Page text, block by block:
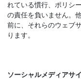
れている慣行、ポリシ
の責任を負いません。
前に、それらのウェブ
ります。
ソーシャルメディアサ